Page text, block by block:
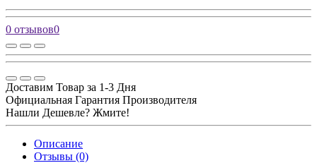
0 отзывов0
Доставим Товар за 1-3 Дня
Официальная Гарантия Производителя
Нашли Дешевле? Жмите!
Описание
Отзывы (0)